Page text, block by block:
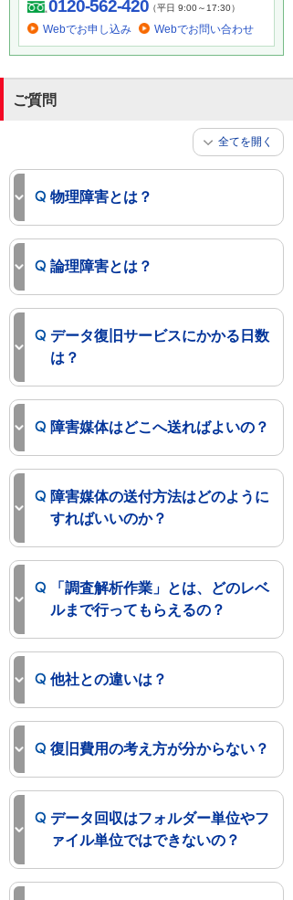
0120-562-420（平日 9:00～17:30）
Webでお申し込み Webでお問い合わせ
ご質問
全てを開く
物理障害とは？
論理障害とは？
データ復旧サービスにかかる日数
は？
障害媒体はどこへ送ればよいの？
障害媒体の送付方法はどのように
すればいいのか？
「調査解析作業」とは、どのレベ
ルまで行ってもらえるの？
他社との違いは？
復旧費用の考え方が分からない？
データ回収はフォルダー単位やフ
ァイル単位ではできないの？